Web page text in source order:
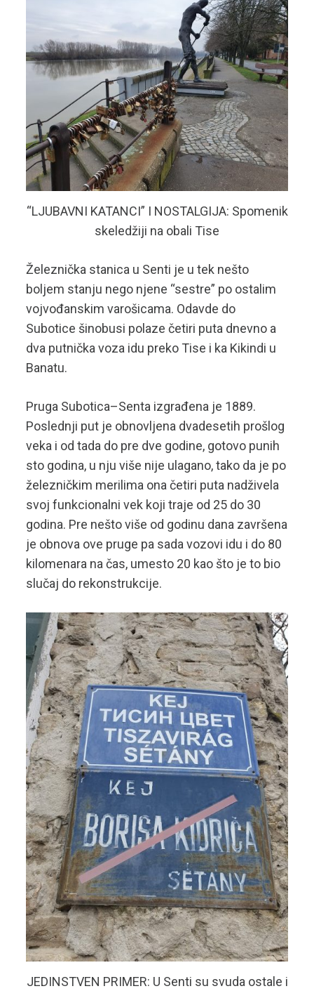
“LJUBAVNI KATANCI” I NOSTALGIJA: Spomenik
skeledžiji na obali Tise
Železnička stanica u Senti je u tek nešto
boljem stanju nego njene “sestre” po ostalim
vojvođanskim varošicama. Odavde do
Subotice šinobusi polaze četiri puta dnevno a
dva putnička voza idu preko Tise i ka Kikindi u
Banatu.
Pruga Subotica–Senta izgrađena je 1889.
Poslednji put je obnovljena dvadesetih prošlog
veka i od tada do pre dve godine, gotovo punih
sto godina, u nju više nije ulagano, tako da je po
železničkim merilima ona četiri puta nadživela
svoj funkcionalni vek koji traje od 25 do 30
godina. Pre nešto više od godinu dana završena
je obnova ove pruge pa sada vozovi idu i do 80
kilomenara na čas, umesto 20 kao što je to bio
slučaj do rekonstrukcije.
JEDINSTVEN PRIMER: U Senti su svuda ostale i